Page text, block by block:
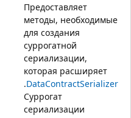
Предоставляет
методы, необходимые
для создания
суррогатной
сериализации,
которая расширяет
.DataContractSerializer
Суррогат
сериализации